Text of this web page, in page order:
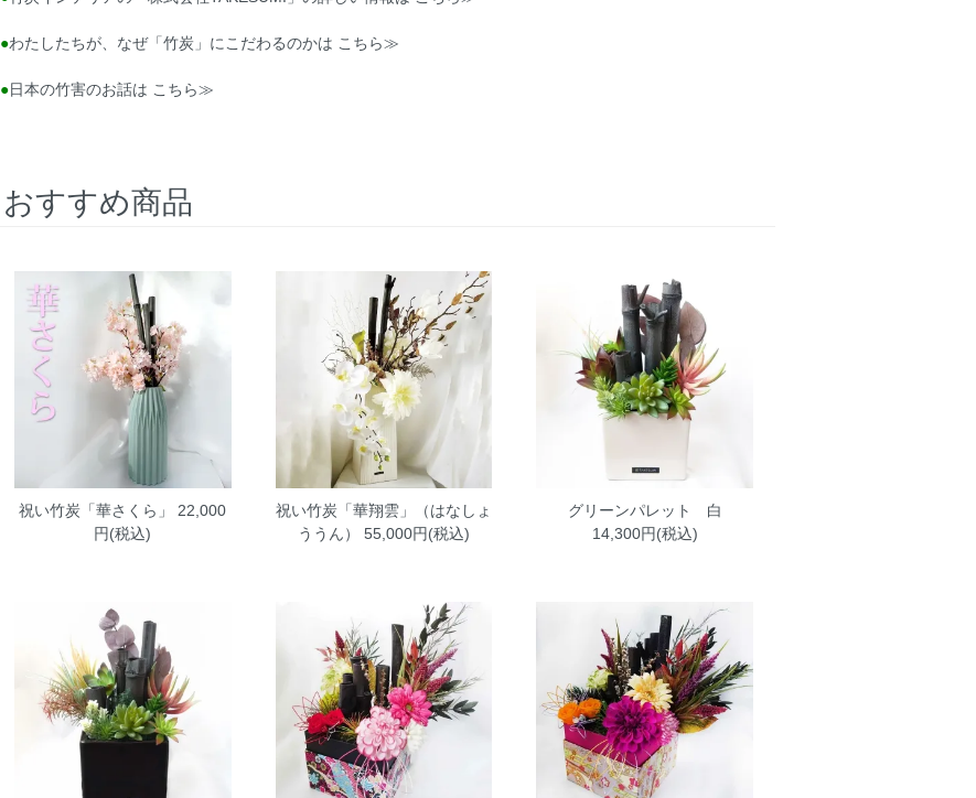
●わたしたちが、なぜ「竹炭」にこだわるのかは こちら≫
●日本の竹害のお話は こちら≫
おすすめ商品
祝い竹炭「華さくら」
22,000
円(税込)
祝い竹炭「華翔雲」（はなしょ
ううん）
55,000円(税込)
グリーンパレット 白
14,300円(税込)